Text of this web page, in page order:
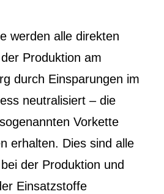
werden alle direkten
Produktion am
durch Einsparungen im
neutralisiert – die
Vorkette
erhalten. Dies sind alle
der Produktion und
Einsatzstoffe